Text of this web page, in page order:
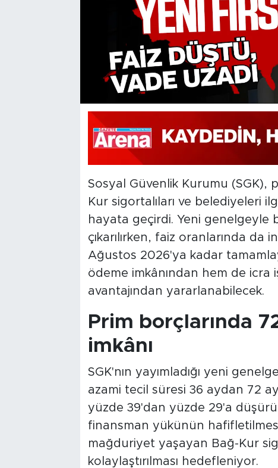
Sosyal Güvenlik Kurumu
Kur sigortalıları ve belediyeleri
hayata geçirdi. Yeni genelgeyle
çıkarılırken, faiz oranlarında da
Ağustos 2026'ya kadar
ödeme imkânından hem de icra
avantajından yararlanabilecek.
Prim borçlarında
imkânı
SGK'nın yayımladığı yeni
azami tecil süresi 36 aydan 72
yüzde 39'dan yüzde 29'a
finansman yükünün
mağduriyet yaşayan Bağ-Kur
kolaylaştırılması hedefleniyor.